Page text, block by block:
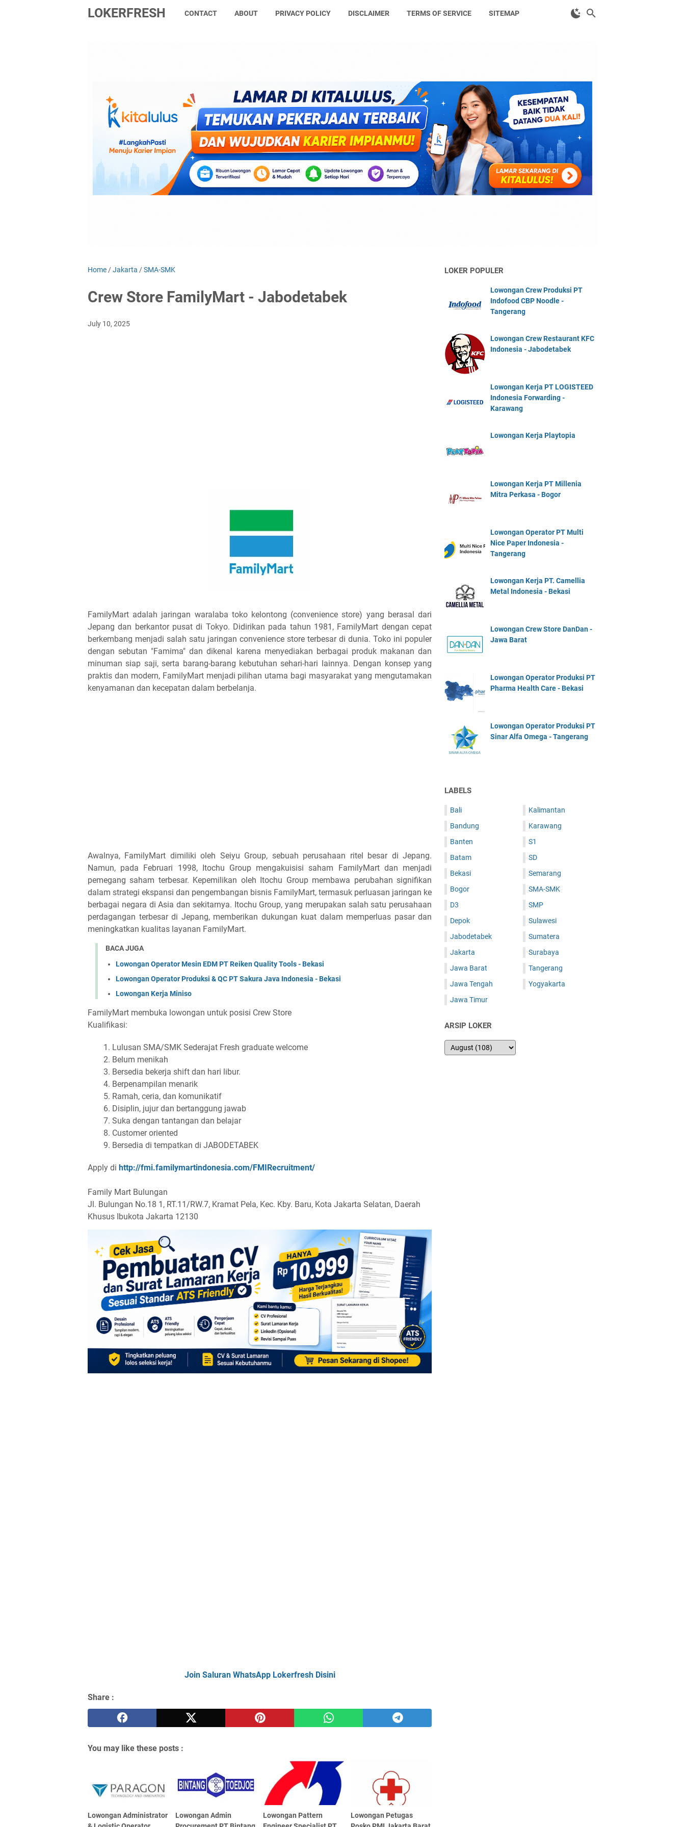
LOKERFRESH CONTACT ABOUT PRIVACY POLICY DISCLAIMER TERMS OF SERVICE SITEMAP
Home /Jakarta /SMA-SMK
Crew Store FamilyMart - Jabodetabek
July 10, 2025
FamilyMart adalah jaringan waralaba toko kelontong (convenience store) yang berasal dari
Jepang dan berkantor pusat di Tokyo. Didirikan pada tahun 1981, FamilyMart dengan cepat
berkembang menjadi salah satu jaringan convenience store terbesar di dunia. Toko ini populer
dengan sebutan "Famima" dan dikenal karena menyediakan berbagai produk makanan dan
minuman siap saji, serta barang-barang kebutuhan sehari-hari lainnya. Dengan konsep yang
praktis dan modern, FamilyMart menjadi pilihan utama bagi masyarakat yang mengutamakan
kenyamanan dan kecepatan dalam berbelanja.
Awalnya, FamilyMart dimiliki oleh Seiyu Group, sebuah perusahaan ritel besar di Jepang.
Namun, pada Februari 1998, Itochu Group mengakuisisi saham FamilyMart dan menjadi
pemegang saham terbesar. Kepemilikan oleh Itochu Group membawa perubahan signifikan
dalam strategi ekspansi dan pengembangan bisnis FamilyMart, termasuk perluasan jaringan ke
berbagai negara di Asia dan sekitarnya. Itochu Group, yang merupakan salah satu perusahaan
perdagangan terbesar di Jepang, memberikan dukungan kuat dalam memperluas pasar dan
meningkatkan kualitas layanan FamilyMart.
BACA JUGA
Lowongan Operator Mesin EDM PT Reiken Quality Tools - Bekasi
Lowongan Operator Produksi & QC PT Sakura Java Indonesia - Bekasi
Lowongan Kerja Miniso
FamilyMart membuka lowongan untuk posisi Crew Store
Kualifikasi:
Lulusan SMA/SMK Sederajat Fresh graduate welcome
Belum menikah
Bersedia bekerja shift dan hari libur.
Berpenampilan menarik
Ramah, ceria, dan komunikatif
Disiplin, jujur dan bertanggung jawab
Suka dengan tantangan dan belajar
Customer oriented
Bersedia di tempatkan di JABODETABEK
Apply di http://fmi.familymartindonesia.com/FMIRecruitment/
Family Mart Bulungan
Jl. Bulungan No.18 1, RT.11/RW.7, Kramat Pela, Kec. Kby. Baru, Kota Jakarta Selatan, Daerah
Khusus Ibukota Jakarta 12130
Join Saluran WhatsApp Lokerfresh Disini
Share :
You may like these posts :
Lowongan Administrator
Lowongan Admin
Lowongan Pattern
Lowongan Petugas
LOKER POPULER
Lowongan Crew Produksi PT
Indofood CBP Noodle -
Tangerang
Lowongan Crew Restaurant KFC
Indonesia - Jabodetabek
Lowongan Kerja PT LOGISTEED
Indonesia Forwarding -
Karawang
Lowongan Kerja Playtopia
Lowongan Kerja PT Millenia
Mitra Perkasa - Bogor
Lowongan Operator PT Multi
Nice Paper Indonesia -
Tangerang
Lowongan Kerja PT. Camellia
Metal Indonesia - Bekasi
Lowongan Crew Store DanDan -
Jawa Barat
Lowongan Operator Produksi PT
Pharma Health Care - Bekasi
Lowongan Operator Produksi PT
Sinar Alfa Omega - Tangerang
LABELS
Bali
Bandung
Banten
Batam
Bekasi
Bogor
D3
Depok
Jabodetabek
Jakarta
Jawa Barat
Jawa Tengah
Jawa Timur
Kalimantan
Karawang
S1
SD
Semarang
SMA-SMK
SMP
Sulawesi
Sumatera
Surabaya
Tangerang
Yogyakarta
ARSIP LOKER